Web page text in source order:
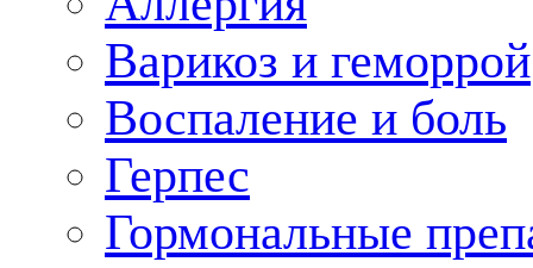
Варикоз и геморрой
Воспаление и боль
Герпес
Гормональные